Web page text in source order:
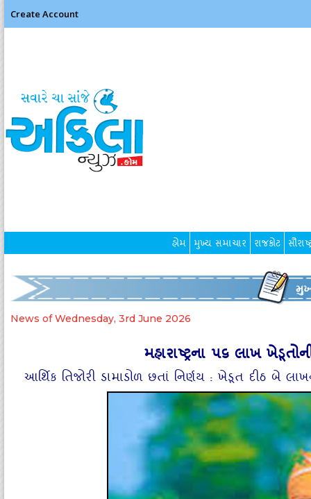
Create Account
હોમ મુખ્ય સમાચાર રાજકોટ
News of Wednesday, 3rd June 2026
મહારાષ્ટ્રના ૫૬ લાખ
આર્થિક તિજોરી ડામાડોળ છતાં નિર્ણય : ખેડૂત દીઠ બે